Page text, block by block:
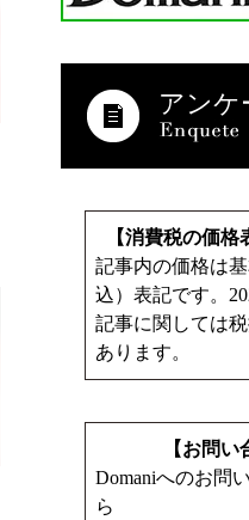
アンケ
【消費税の価格
記事内の価格は
込）表記です。
記事に関しては
あります。
【お問い
Domaniへのお問
ら